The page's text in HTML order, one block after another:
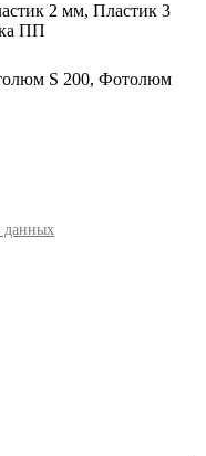
2 мм, Пластик 3
ПП
S 200, Фотолюм
данных